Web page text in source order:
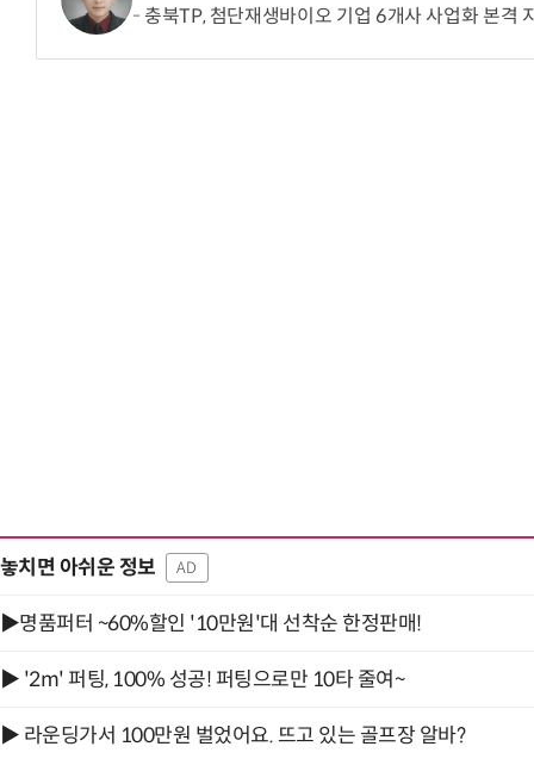
충북TP, 첨단재생바이오 기업 6개사 사업화 본격
놓치면 아쉬운 정보 AD
▶명품퍼터 ~60%할인 '10만원'대 선착순 한정판매!
▶ '2m' 퍼팅, 100% 성공! 퍼팅으로만 10타 줄여~
▶ 라운딩가서 100만원 벌었어요. 뜨고 있는 골프장 알바?